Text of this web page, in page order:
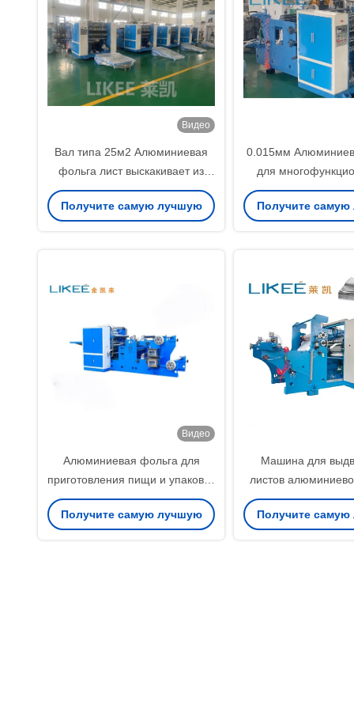
Видео
Вал типа 25м2 Алюминиевая
фольга лист выскакивает из
машины две станции
переворачивание
Получите самую лучшую
0.015мм
для
пленки
Получите
Видео
Алюминиевая фольга для
приготовления пищи и упаковки
пищи
Получите самую лучшую
Машина для
листов
автоматическая
Получите